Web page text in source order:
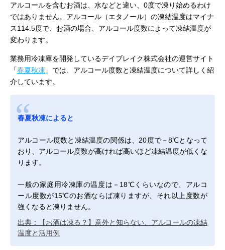
アルコールを含むお酒は、水などと違い、0度で凍り始めるわけ
ではありません。アルコール（エタノール）の凍結温度はマイナ
ス114.5度で、お酒の場合、アルコール度数によって凍結温度が
変わります。
業務用冷凍庫を開発しているデイブレイク株式会社の運営サイト
「春夏秋凍 」では、アルコール度数と凍結温度について詳しく紹
介しています。
春夏秋凍によると
アルコール度数と凍結温度の関係は、20度で－8℃となって
おり、アルコール度数が高ければ高いほど凍結温度が低くな
ります。
一般の家庭用冷凍庫の温度は－18℃くらいなので、アルコ
ール度数が15℃のお酒ならば凍りますが、それ以上度数が
強くなると凍りません。
出典：【お酒は凍る？】意外と知らない、アルコールの凍結
温度と活用例